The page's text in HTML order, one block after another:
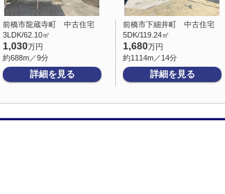
前橋市龍蔵寺町 中古住宅
3LDK/62.10㎡
1,030万円
約688m／9分
詳細を見る
前橋市下細井町 中古住宅
5DK/119.24㎡
1,680万円
約1114m／14分
詳細を見る